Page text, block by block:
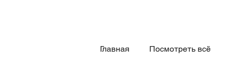
Главная Посмотреть всё